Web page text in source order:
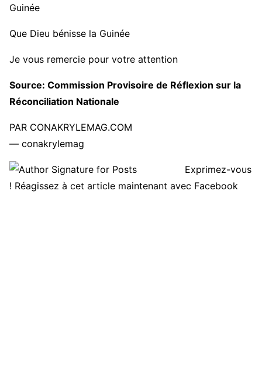
Guinée
Que Dieu bénisse la Guinée
Je vous remercie pour votre attention
Source: Commission Provisoire de Réflexion sur la
Réconciliation Nationale
PAR CONAKRYLEMAG.COM
— conakrylemag
Exprimez-vous
! Réagissez à cet article maintenant avec Facebook